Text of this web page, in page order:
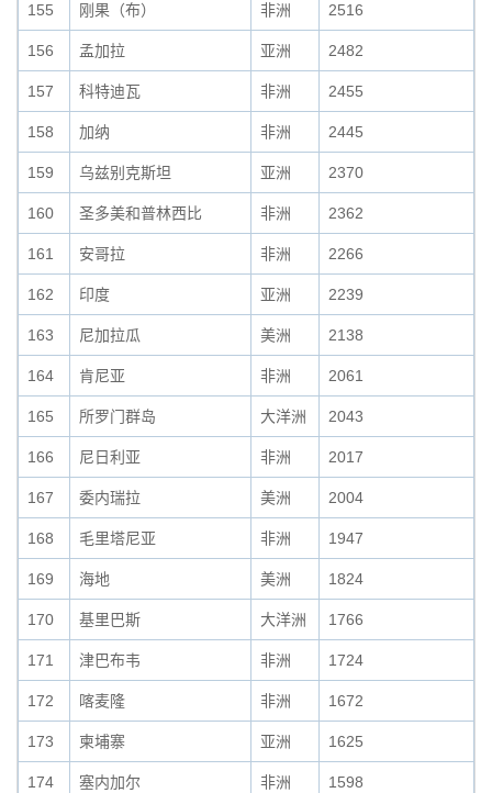
155 刚果（布） 非洲 2516
156 孟加拉 亚洲 2482
157 科特迪瓦 非洲 2455
158 加纳 非洲 2445
159 乌兹别克斯坦 亚洲 2370
160 圣多美和普林西比 非洲 2362
161 安哥拉 非洲 2266
162 印度 亚洲 2239
163 尼加拉瓜 美洲 2138
164 肯尼亚 非洲 2061
165 所罗门群岛 大洋洲 2043
166 尼日利亚 非洲 2017
167 委内瑞拉 美洲 2004
168 毛里塔尼亚 非洲 1947
169 海地 美洲 1824
170 基里巴斯 大洋洲 1766
171 津巴布韦 非洲 1724
172 喀麦隆 非洲 1672
173 柬埔寨 亚洲 1625
174 塞内加尔 非洲 1598